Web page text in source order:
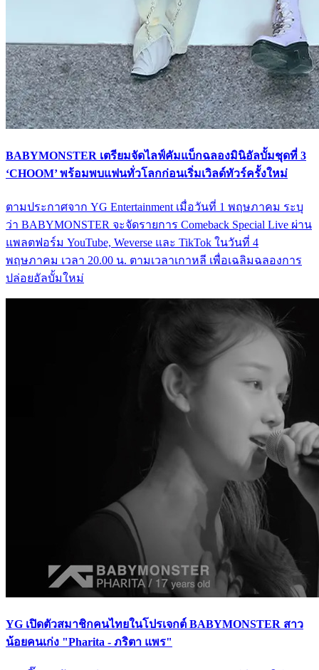
BABYMONSTER เตรียมจัดไลฟ์คัมแบ็กฉลองมินิอัลบั้มชุดที่ 3
‘CHOOM’ พร้อมพบแฟนทั่วโลกก่อนเริ่มเวิลด์ทัวร์ครั้งใหม่
ตามประกาศจาก YG Entertainment เมื่อวันที่ 1 พฤษภาคม ระบุ
ว่า BABYMONSTER จะจัดรายการ Comeback Special Live ผ่าน
แพลตฟอร์ม YouTube, Weverse และ TikTok ในวันที่ 4
พฤษภาคม เวลา 20.00 น. ตามเวลาเกาหลี เพื่อเฉลิมฉลองการ
ปล่อยอัลบั้มใหม่
YG เปิดตัวสมาชิกคนไทยในโปรเจกต์ BABYMONSTER สาว
น้อยคนเก่ง "Pharita - ภริตา แพร"